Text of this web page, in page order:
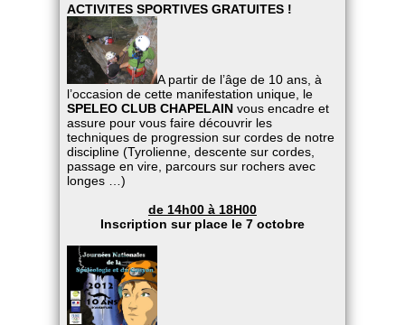
ACTIVITES SPORTIVES GRATUITES !
A partir de l’âge de 10 ans, à
l’occasion de cette manifestation unique, le
SPELEO CLUB CHAPELAIN vous encadre et
assure pour vous faire découvrir les
techniques de progression sur cordes de notre
discipline (Tyrolienne, descente sur cordes,
passage en vire, parcours sur rochers avec
longes …)
de 14h00 à 18H00
Inscription sur place le 7 octobre